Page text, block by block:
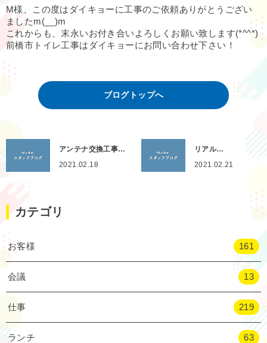
M様、この度はダイキョーに工事のご依頼ありがとうござい
ましたm(__)m
これからも、末永いお付き合いよろしくお願い致します(*^^*)
前橋市トイレ工事はダイキョーにお問い合わせ下さい！
ブログトップへ
アンテナ交換工事…
2021.02.18
リアル…
2021.02.21
カテゴリ
お客様 161
会議 13
仕事 219
ランチ 63